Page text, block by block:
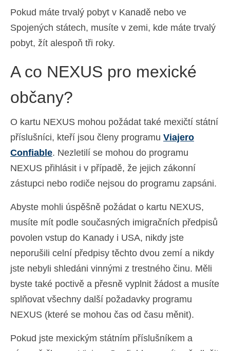
Pokud máte trvalý pobyt v Kanadě nebo ve
Spojených státech, musíte v zemi, kde máte trvalý
pobyt, žít alespoň tři roky.
A co NEXUS pro mexické
občany?
O kartu NEXUS mohou požádat také mexičtí státní
příslušníci, kteří jsou členy programu Viajero
Confiable. Nezletilí se mohou do programu
NEXUS přihlásit i v případě, že jejich zákonní
zástupci nebo rodiče nejsou do programu zapsáni.
Abyste mohli úspěšně požádat o kartu NEXUS,
musíte mít podle současných imigračních předpisů
povolen vstup do Kanady i USA, nikdy jste
neporušili celní předpisy těchto dvou zemí a nikdy
jste nebyli shledáni vinnými z trestného činu. Měli
byste také poctivě a přesně vyplnit žádost a musíte
splňovat všechny další požadavky programu
NEXUS (které se mohou čas od času měnit).
Pokud jste mexickým státním příslušníkem a